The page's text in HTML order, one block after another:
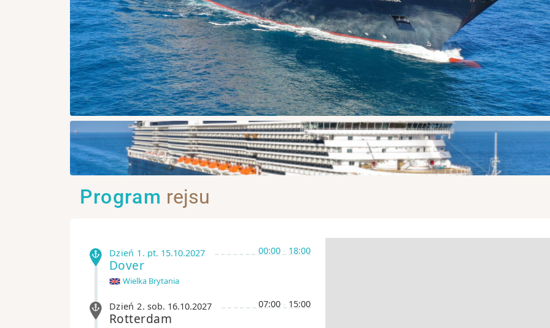
Program rejsu
00:00 - 18:00
Dzień 1 . pt. 15.10.2027
Dover
Wielka Brytania
07:00 - 15:00
Dzień 2. sob. 16.10.2027
Rotterdam